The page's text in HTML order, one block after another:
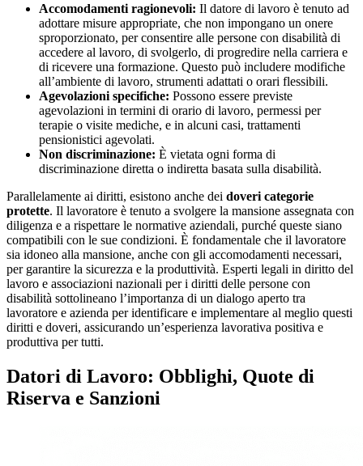
Accomodamenti ragionevoli: Il datore di lavoro è tenuto ad
adottare misure appropriate, che non impongano un onere
sproporzionato, per consentire alle persone con disabilità di
accedere al lavoro, di svolgerlo, di progredire nella carriera e
di ricevere una formazione. Questo può includere modifiche
all’ambiente di lavoro, strumenti adattati o orari flessibili.
Agevolazioni specifiche: Possono essere previste
agevolazioni in termini di orario di lavoro, permessi per
terapie o visite mediche, e in alcuni casi, trattamenti
pensionistici agevolati.
Non discriminazione: È vietata ogni forma di
discriminazione diretta o indiretta basata sulla disabilità.
Parallelamente ai diritti, esistono anche dei doveri categorie
protette. Il lavoratore è tenuto a svolgere la mansione assegnata con
diligenza e a rispettare le normative aziendali, purché queste siano
compatibili con le sue condizioni. È fondamentale che il lavoratore
sia idoneo alla mansione, anche con gli accomodamenti necessari,
per garantire la sicurezza e la produttività. Esperti legali in diritto del
lavoro e associazioni nazionali per i diritti delle persone con
disabilità sottolineano l’importanza di un dialogo aperto tra
lavoratore e azienda per identificare e implementare al meglio questi
diritti e doveri, assicurando un’esperienza lavorativa positiva e
produttiva per tutti.
Datori di Lavoro: Obblighi, Quote di
Riserva e Sanzioni